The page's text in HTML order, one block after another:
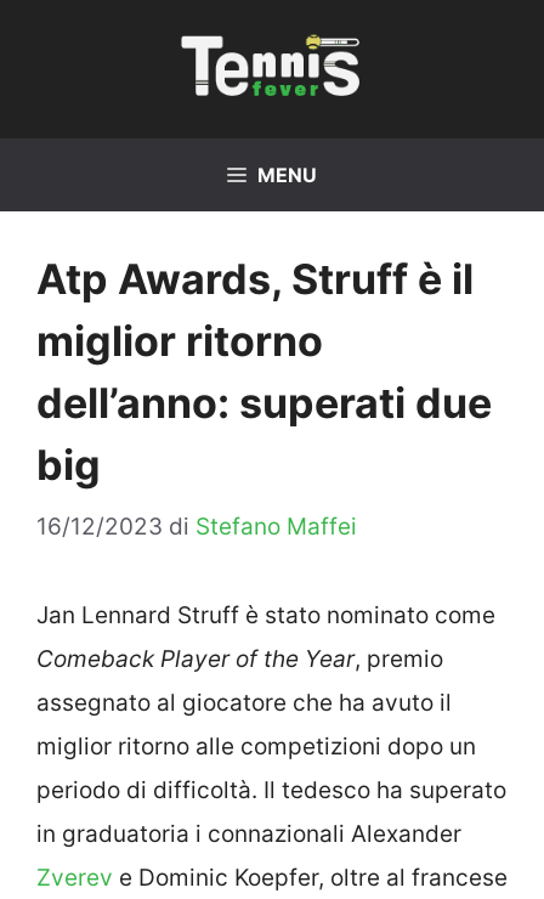
MENU
Atp Awards, Struff è il
miglior ritorno
dell’anno: superati due
big
16/12/2023 di Stefano Maffei
Jan Lennard Struff è stato nominato come
Comeback Player of the Year, premio
assegnato al giocatore che ha avuto il
miglior ritorno alle competizioni dopo un
periodo di difficoltà. Il tedesco ha superato
in graduatoria i connazionali Alexander
Zverev e Dominic Koepfer, oltre al francese